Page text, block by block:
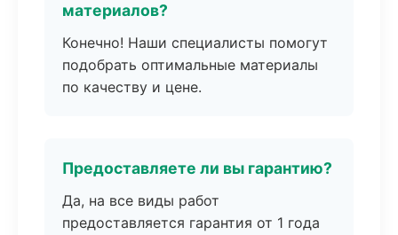
материалов?
Конечно! Наши специалисты помогут
подобрать оптимальные материалы
по качеству и цене.
Предоставляете ли вы гарантию?
Да, на все виды работ
предоставляется гарантия от 1 года